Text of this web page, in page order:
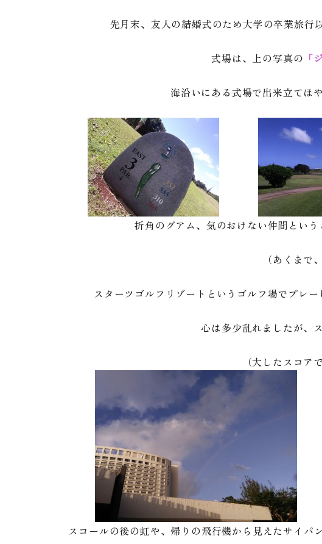
先月末、友人の結婚式のため大学の卒業旅行
式場は、上の写真の
海沿いにある式場で出来立てほ
折角のグアム、気のおけない仲間とい
（あくまで
スターツゴルフリゾートというゴルフ場でプレ
心は多少乱れましたが、
（大したスコア
スコールの後の虹や、帰りの飛行機から見えたサイパ